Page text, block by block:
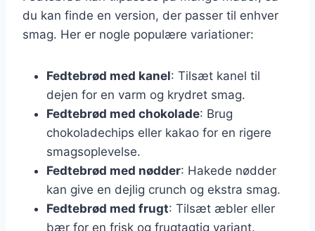
du kan finde en version, der passer til enhver
smag. Her er nogle populære variationer:
Fedtebrød med kanel: Tilsæt kanel til
dejen for en varm og krydret smag.
Fedtebrød med chokolade: Brug
chokoladechips eller kakao for en rigere
smagsoplevelse.
Fedtebrød med nødder: Hakede nødder
kan give en dejlig crunch og ekstra smag.
Fedtebrød med frugt: Tilsæt æbler eller
bær for en frisk og frugtagtig variant.